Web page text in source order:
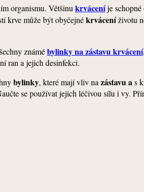
organismu. Většinu krváceníje schopné
krve může být obyčejnékrváceníživotu
známébylinky na zástavu krvácení
ran a jejich desinfekci.
bylinky, které mají vliv na zástavu as
se používat jejich léčivou sílu i vy.